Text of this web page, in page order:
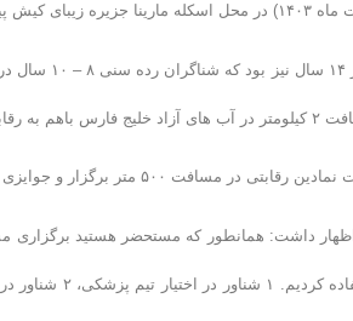
داشت: همانطور که مستحضر هستید برگزاری